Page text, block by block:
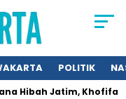
POLITIK
Jatim, Khofifah Kini